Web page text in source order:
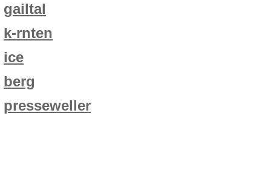
gailtal
k-rnten
ice
berg
presseweller